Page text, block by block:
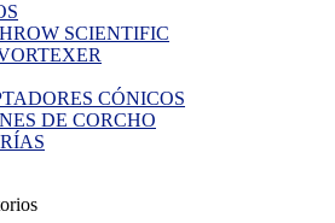
SCIENTIFIC
CÓNICOS
DE CORCHO